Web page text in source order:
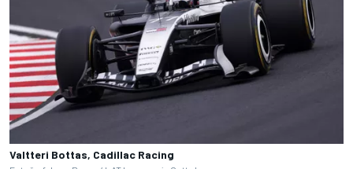
Valtteri Bottas, Cadillac Racing